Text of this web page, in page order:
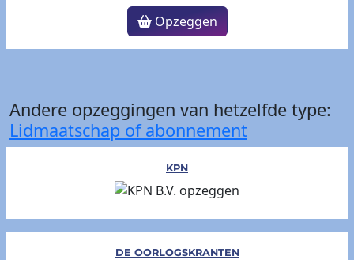
Opzeggen
Andere opzeggingen van hetzelfde type:
Lidmaatschap of abonnement
KPN
DE OORLOGSKRANTEN